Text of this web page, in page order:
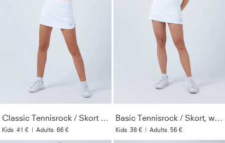
Classic Tennisrock / Skort mit Taschen, weiß
Kids 41 € | Adults 66 €
Basic Tennisrock / Skort, weiß
Kids 38 € | Adults 56 €